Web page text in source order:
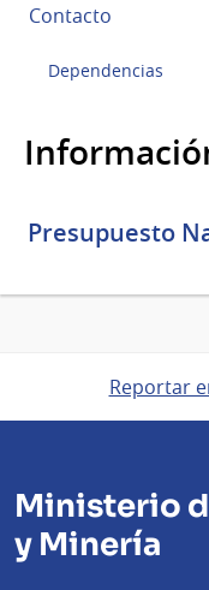
Contacto
Dependencias
Presupuesto
Reportar
Ministerio
y Minería